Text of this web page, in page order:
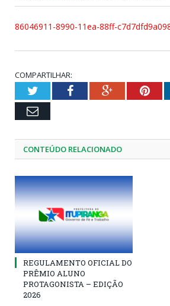
86046911-8990-11ea-88ff-
COMPARTILHAR:
TwitterFacebookGoogle+
Email
CONTEÚDO RELACIONADO
REGULAMENTO OFICIAL DO
PRÊMIO ALUNO
PROTAGONISTA – EDIÇÃO
2026